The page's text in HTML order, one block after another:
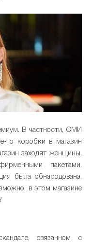
В частности, СМИ
то коробки в магазин
заходят женщины,
пакетами.
была обнародована,
в этом магазине
связанном с